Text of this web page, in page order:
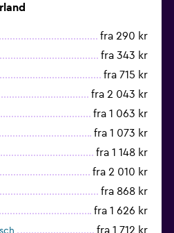
fra 290 kr
fra 343 kr
fra 715 kr
fra 2 043 kr
fra 1 063 kr
fra 1 073 kr
fra 1 148 kr
fra 2 010 kr
fra 868 kr
fra 1 626 kr
fra 1 712 kr